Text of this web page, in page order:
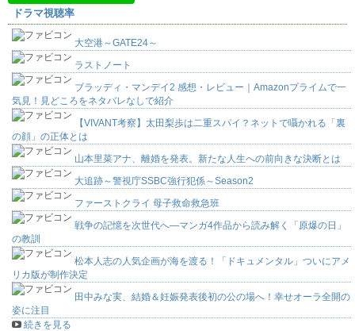
ドラマ視聴率
大空港～GATE24～
ラストノート
ブラッディ・マンデイ2 感想・レビュー｜Amazonプライムで一
気見！見どころをネタバレなしで紹介
【VIVANT考察】太田梨歩は二重スパイ？ネットで囁かれる「裏
の顔」の正体とは
山本里菜アナ、離婚を発表。新たな人生への前向きな決断とは
大追跡～警視庁SSBC強行犯係～Season2
ファーストクライ 母子救命救急班
戦争の記憶を次世代へ―マンガ4作品から読み解く「原爆の日」
の教訓
松本人志の人気企画が海を渡る！「ドキュメンタル」ついにアメ
リカ版が制作決定
田中みな実、結婚＆妊娠発表後初の公の場へ！幸せオーラ全開の
姿に注目
続きを見る